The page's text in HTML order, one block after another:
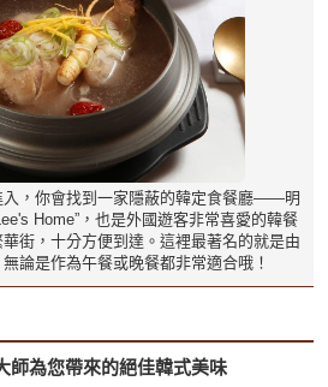
入，你會找到一家隱蔽的韓定食餐廳——明
Home”，也是外國遊客非常喜愛的韓餐
街，十分方便到達。這裡最著名的就是由
論是作為午餐或晚餐都非常適合哦！
師為您帶來的絕佳韓式美味